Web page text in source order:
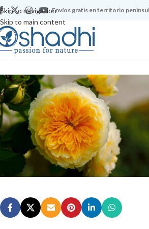
Skip to navigation
Skip to main content
Envíos gratis en territorio